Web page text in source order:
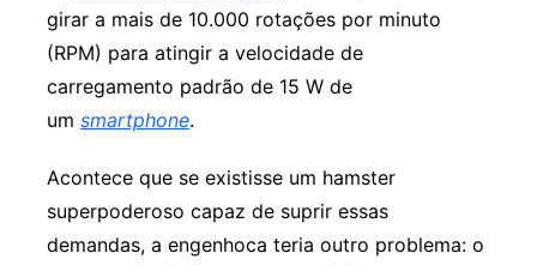
girar a mais de 10.000 rotações por minuto
(RPM) para atingir a velocidade de
carregamento padrão de 15 W de
um smartphone.
Acontece que se existisse um hamster
superpoderoso capaz de suprir essas
demandas, a engenhoca teria outro problema: o